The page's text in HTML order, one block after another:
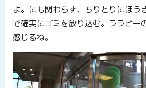
よ。にも関わらず、ちりとりにほう
で確実にゴミを放り込む。ララピー
感じるね。